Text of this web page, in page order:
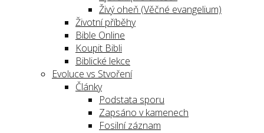
Živý oheň (Věčné evangelium)
Životní příběhy
Bible Online
Koupit Bibli
Biblické lekce
Evoluce vs Stvoření
Články
Podstata sporu
Zapsáno v kamenech
Fosilní záznam